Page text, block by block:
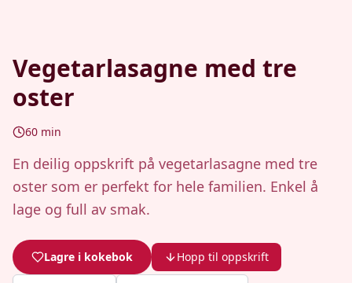
Vegetarlasagne med tre
oster
60 min
En deilig oppskrift på vegetarlasagne med tre
oster som er perfekt for hele familien. Enkel å
lage og full av smak.
Lagre i kokebok Hopp til oppskrift